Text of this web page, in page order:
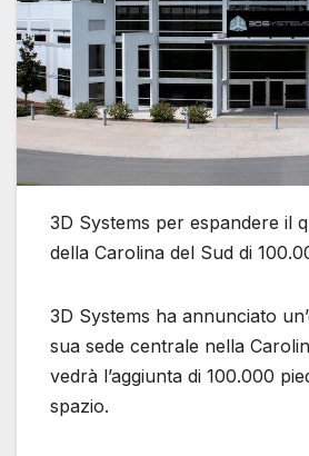
3D Systems per espandere il
della Carolina del Sud di
3D Systems ha annunciato
sua sede centrale nella
vedrà l’aggiunta di 100.000
spazio.